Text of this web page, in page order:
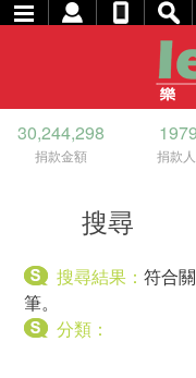
30,244,298
捐款金額 捐款
搜尋
搜尋結果：符合
筆。
分類：